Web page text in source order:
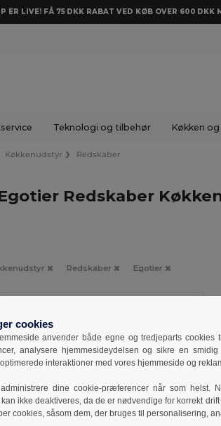
ER LIVE! FÅ 75 DKK RABAT VED KØB OVER 600 DKK
Teknologi og tilbehør Køkken
Køkkenudstyr Redskaber
Redskaber
Redskaber Egotier
cookies
anvender både egne og tredjeparts
analysere hjemmesideydelsen og sikre en
interaktioner med vores hjemmeside og
dine cookie-præferencer når som helst.
ikke deaktiveres, da de er nødvendige for korrekt
cookies, såsom dem, der bruges til personalisering,